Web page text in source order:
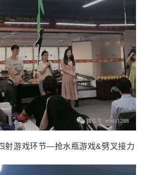
射游戏环节—抢水瓶游戏&劈叉接力